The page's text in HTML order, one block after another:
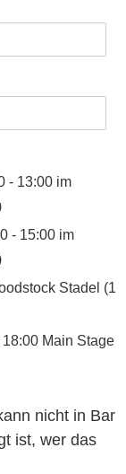
- 13:00 im
- 15:00 im
Stadel (1
Main Stage
nicht in Bar
ist, wer das